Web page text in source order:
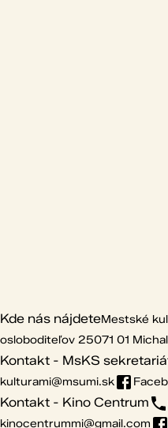
Kde nás nájdeteMestské
osloboditeľov 25071 01
Kontakt - MsKS
kulturami@msumi.sk
Kontakt - Kino Centrum
kinocentrummi@gmail.com